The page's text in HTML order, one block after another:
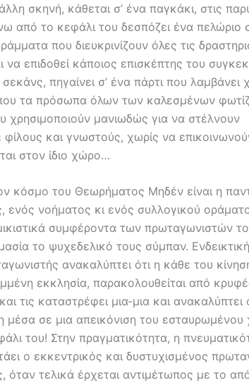
σκηνή, κάθεται σ’ ένα παγκάκι, στις
από το κεφάλι του δεσπόζει ένα πελώριο
που διευκρινίζουν όλες τις
να επιδοθεί κάποιος επισκέπτης του
πηγαίνει σ’ ένα πάρτι που λαμβάνει
τα πρόσωπα όλων των καλεσμένων
χρησιμοποιούν μανιωδώς για να στέλνουν
και γνωστούς, χωρίς να
στον ίδιο χώρο…
κόσμο του Θεωρήματος Μηδέν είναι η
ενός νοήματος κι ενός συλλογικού
συμφέροντα των πρωταγωνιστών
το ψυχεδελικό τους σύμπαν. Ενδεικτική
ανακαλύπτει ότι η κάθε του
εκκλησία, παρακολουθείται από
τις καταστρέφει μια-μια και ανακαλύπτει
μέσα σε μια απεικόνιση του εσταυρωμένου
του! Στην πραγματικότητα, η
ο εκκεντρικός και δυστυχισμένος
όταν τελικά έρχεται αντιμέτωπος με το